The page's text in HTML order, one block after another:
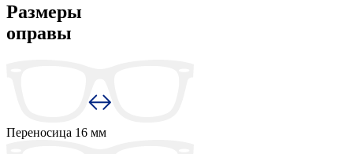
Размеры
оправы
Переносица 16 мм